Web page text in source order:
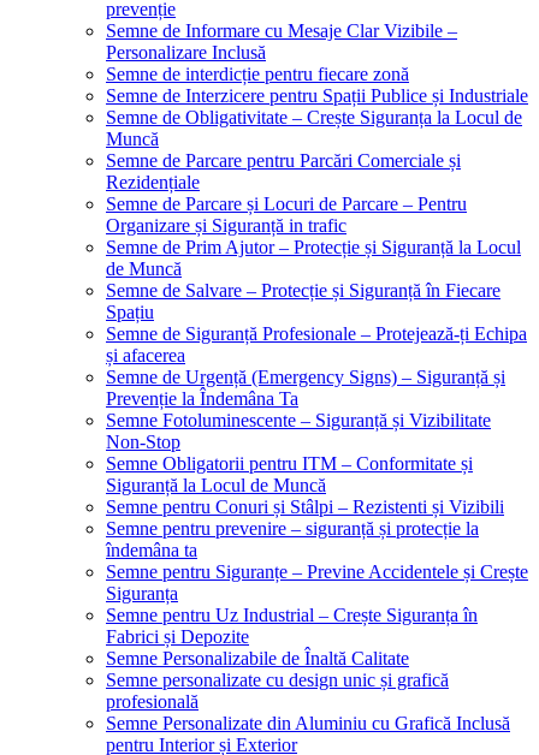
prevenție
Semne de Informare cu Mesaje Clar Vizibile –
Personalizare Inclusă
Semne de interdicție pentru fiecare zonă
Semne de Interzicere pentru Spații Publice și Industriale
Semne de Obligativitate – Crește Siguranța la Locul de
Muncă
Semne de Parcare pentru Parcări Comerciale și
Rezidențiale
Semne de Parcare și Locuri de Parcare – Pentru
Organizare și Siguranță in trafic
Semne de Prim Ajutor – Protecție și Siguranță la Locul
de Muncă
Semne de Salvare – Protecție și Siguranță în Fiecare
Spațiu
Semne de Siguranță Profesionale – Protejează-ți Echipa
și afacerea
Semne de Urgență (Emergency Signs) – Siguranță și
Prevenție la Îndemâna Ta
Semne Fotoluminescente – Siguranță și Vizibilitate
Non-Stop
Semne Obligatorii pentru ITM – Conformitate și
Siguranță la Locul de Muncă
Semne pentru Conuri și Stâlpi – Rezistenti și Vizibili
Semne pentru prevenire – siguranță și protecție la
îndemâna ta
Semne pentru Siguranțe – Previne Accidentele și Crește
Siguranța
Semne pentru Uz Industrial – Crește Siguranța în
Fabrici și Depozite
Semne Personalizabile de Înaltă Calitate
Semne personalizate cu design unic și grafică
profesională
Semne Personalizate din Aluminiu cu Grafică Inclusă
pentru Interior și Exterior